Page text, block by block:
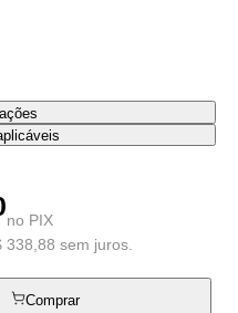
no PIX
sem juros.
Comprar